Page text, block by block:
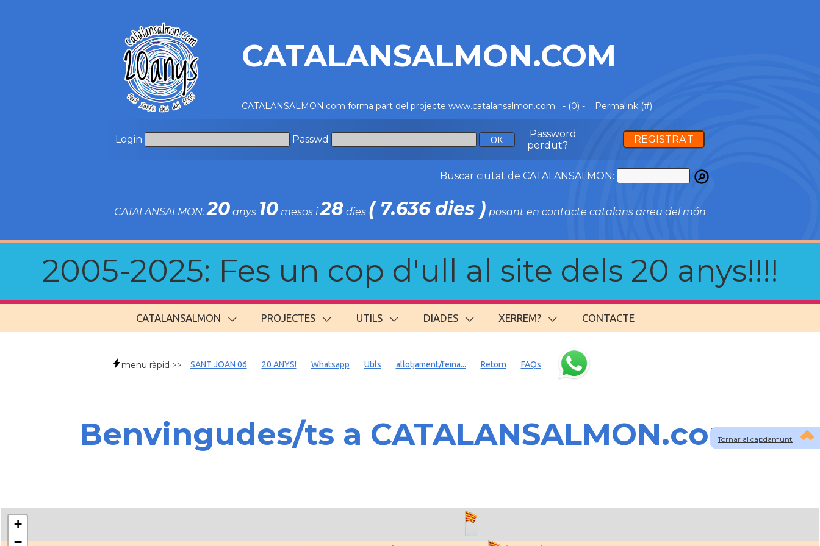
CATALANSALMON.COM
CATALANSALMON.com forma part del projecte www.catalansalmon.com - (0) - Permalink (#)
Login Passwd
Password
perdut?
REGISTRA'T
Buscar ciutat de CATALANSALMON:
CATALANSALMON:20 anys 10 mesos i28 dies ( 7.636 dies ) posant en contacte catalans arreu del món
2005-2025: Fes un cop d'ull al site dels 20 anys!!!!
CATALANSALMON PROJECTES UTILS DIADES XERREM? CONTACTE
Tornar al capdamunt
menu ràpid >> SANT JOAN 06 20 ANYS! Whatsapp Utils allotjament/feina... Retorn FAQs
Benvingudes/ts a CATALANSALMON.com
+
−